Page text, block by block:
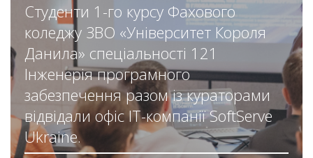
Студенти 1-го курсу Фахового
коледжу ЗВО «Університет Короля
Данила» спеціальності 121
Інженерія програмного
забезпечення разом із кураторами
відвідали офіс ІТ-компанії SoftServe
Ukraine.